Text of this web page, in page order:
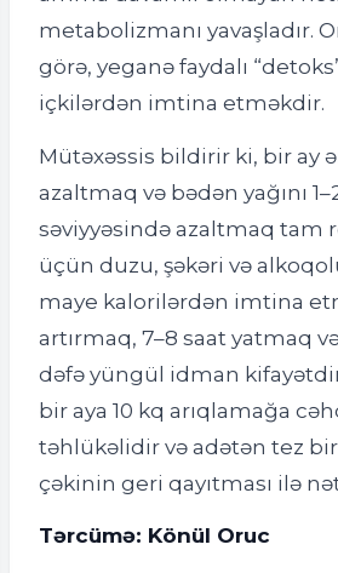
metabolizmanı yavaşladır.
görə, yeganə faydalı
içkilərdən imtina etməkdir.
Mütəxəssis bildirir ki, bir ay
azaltmaq və bədən yağını
səviyyəsində azaltmaq tam
üçün duzu, şəkəri və
maye kalorilərdən imtina
artırmaq, 7–8 saat yatmaq
dəfə yüngül idman
bir aya 10 kq arıqlamağa
təhlükəlidir və adətən tez
çəkinin geri qayıtması ilə
Tərcümə: Könül Oruc